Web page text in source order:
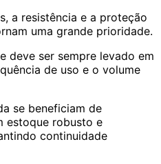
a resistência e a proteção
uma grande prioridade.
deve ser sempre levado em
de uso e o volume
se beneficiam de
estoque robusto e
continuidade